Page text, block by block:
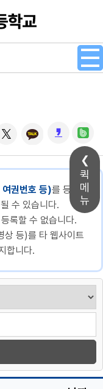
퀵
메
뉴
권번호 등)를 등록할
수 있습니다.
록할 수 없습니다.
상 등)를 타 웹사이트
합니다.